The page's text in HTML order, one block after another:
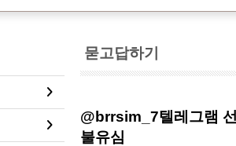
묻고답하기
@brrsim_7텔레그램
불유심